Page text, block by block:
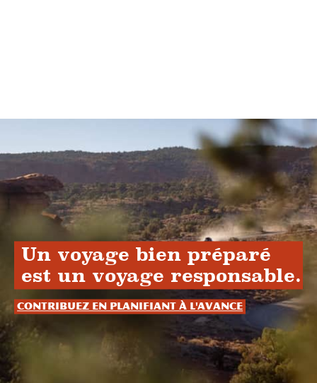
Un voyage bien préparé
est un voyage responsable.
Contribuez en planifiant à l'avance